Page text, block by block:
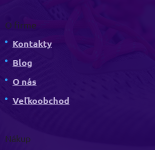
O firme
Kontakty
Blog
O nás
Veľkoobchod
Nákup